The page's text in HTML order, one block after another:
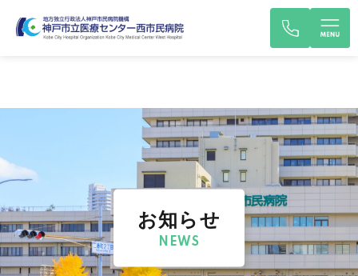
お知らせ
NEWS